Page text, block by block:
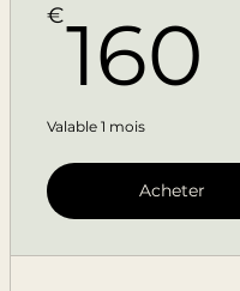
€160
Valable 1 mois
Acheter